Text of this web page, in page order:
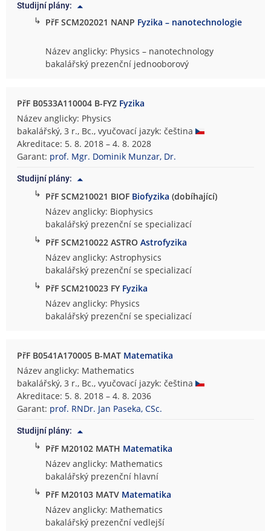
Studijní plány:
↳ PřF SCM202021 NANP Fyzika – nanotechnologie
Název anglicky: Physics – nanotechnology
bakalářský prezenční jednooborový
PřF B0533A110004 B-FYZ Fyzika
Název anglicky: Physics
bakalářský, 3 r., Bc., vyučovací jazyk: čeština
Akreditace: 5. 8. 2018 – 4. 8. 2028
Garant: prof. Mgr. Dominik Munzar, Dr.
Studijní plány:
↳ PřF SCM210021 BIOF Biofyzika (dobíhající)
Název anglicky: Biophysics
bakalářský prezenční se specializací
↳ PřF SCM210022 ASTROAstrofyzika
Název anglicky: Astrophysics
bakalářský prezenční se specializací
↳ PřF SCM210023 FY Fyzika
Název anglicky: Physics
bakalářský prezenční se specializací
PřF B0541A170005 B-MAT Matematika
Název anglicky: Mathematics
bakalářský, 3 r., Bc., vyučovací jazyk: čeština
Akreditace: 5. 8. 2018 – 4. 8. 2036
Garant: prof. RNDr. Jan Paseka, CSc.
Studijní plány:
↳ PřF M20102 MATH Matematika
Název anglicky: Mathematics
bakalářský prezenční hlavní
↳ PřF M20103 MATV Matematika
Název anglicky: Mathematics
bakalářský prezenční vedlejší